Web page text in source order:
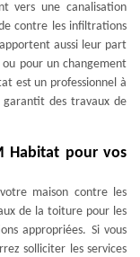
vers une canalisation
contre les infiltrations
aussi leur part
pour un changement
est un professionnel à
garantit des travaux de
Habitat pour vos
maison contre les
de la toiture pour les
appropriées. Si vous
solliciter les services